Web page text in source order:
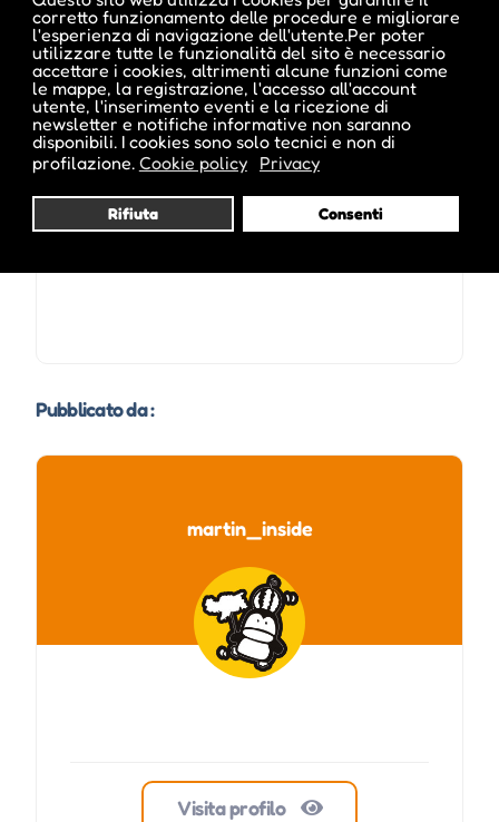
corretto funzionamento delle procedure e migliorare
l'esperienza di navigazione dell'utente.Per poter
utilizzare tutte le funzionalità del sito è necessario
accettare i cookies, altrimenti alcune funzioni come
le mappe, la registrazione, l'accesso all'account
utente, l'inserimento eventi e la ricezione di
newsletter e notifiche informative non saranno
disponibili. I cookies sono solo tecnici e non di
profilazione. Cookie policy Privacy
Rifiuta Consenti
ticket.midaticket.it/teatrocristallo/Events
Date e orari evento :
Pubblicato da :
martin_inside
Visita profilo